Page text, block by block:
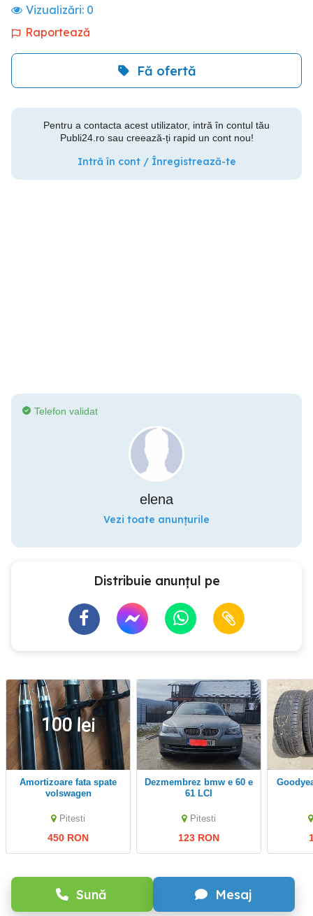
Vizualizări: 0
Raportează
Fă ofertă
Pentru a contacta acest utilizator, intră în contul tău
Publi24.ro sau creează-ți rapid un cont nou!
Intră în cont / Înregistrează-te
Sună Mesaj
Telefon validat
elena
Vezi toate anunțurile
Distribuie anunțul pe
Amortizoare fata spate
volswagen
Pitesti
450 RON
dezmembrez bmw e 60 e
61 LCI
Pitesti
123 RON